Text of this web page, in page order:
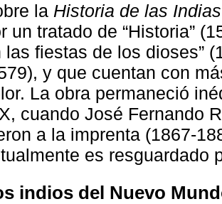
la Historia de las Indias
un tratado de “Historia”
las fiestas de los dioses”
y que cuentan con
La obra permaneció
cuando José Fernando
a la imprenta (1867-
es resguardado
indios del Nuevo